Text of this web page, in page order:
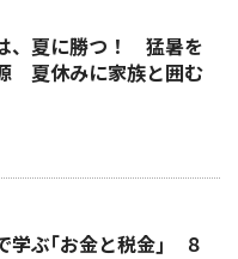
、夏に勝つ！ 猛暑を
夏休みに家族と囲む
学ぶ｢お金と税金｣ ８